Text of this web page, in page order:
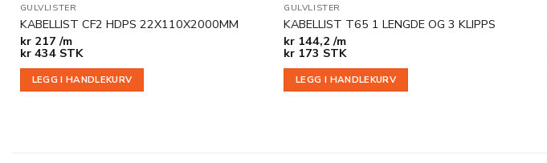
GULVLISTER
KABELLIST CF2 HDPS 22X110X2000MM
kr217 /m
kr434 STK
LEGG I HANDLEKURV
GULVLISTER
KABELLIST T65 1 LENGDE OG 3 KLIPPS
kr 144,2 /m
kr 173 STK
LEGG I HANDLEKURV